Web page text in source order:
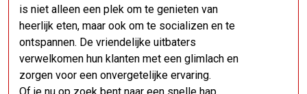
is niet alleen een plek om te genieten van
heerlijk eten, maar ook om te socializen en te
ontspannen. De vriendelijke uitbaters
verwelkomen hun klanten met een glimlach en
zorgen voor een onvergetelijke ervaring.